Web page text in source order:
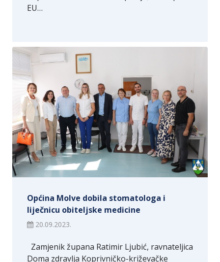
EU…
Općina Molve dobila stomatologa i
liječnicu obiteljske medicine
20.09.2023.
Zamjenik župana Ratimir Ljubić, ravnateljica
Doma zdravlja Koprivničko-križevačke